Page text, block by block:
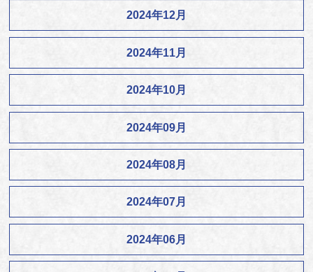
2024年12月
2024年11月
2024年10月
2024年09月
2024年08月
2024年07月
2024年06月